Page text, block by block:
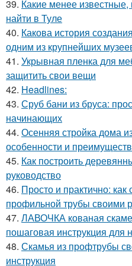
39. Какие менее
найти в Туле
40. Какова история
одним из крупнейших
41. Укрывная пленка для
защитить свои вещи
42. Headlines:
43. Сруб бани из бруса:
начинающих
44. Осенняя стройка дома
особенности и
45. Как построить
руководство
46. Просто и практично: как
профильной трубы своими
47. ЛАВОЧКА кованая
пошаговая инструкция для
48. Скамья из профтрубы
инструкция